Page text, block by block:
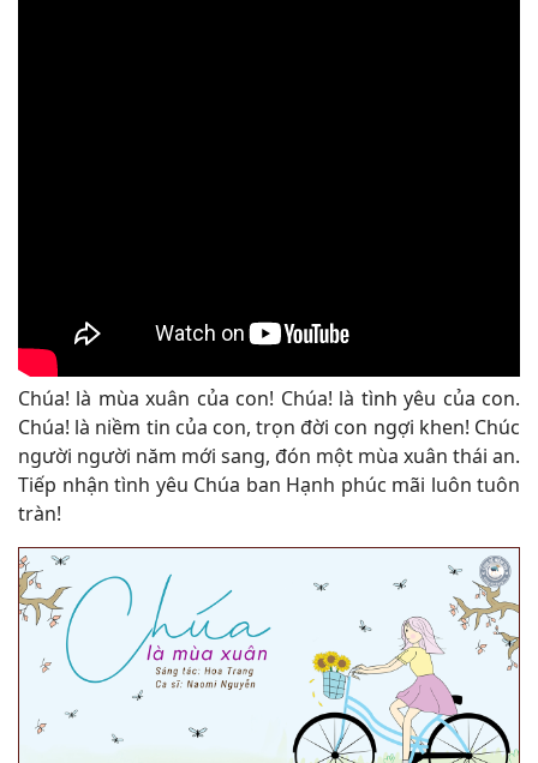
Chúa! là mùa xuân của con! Chúa! là tình yêu của con.
Chúa! là niềm tin của con, trọn đời con ngợi khen! Chúc
người người năm mới sang, đón một mùa xuân thái an.
Tiếp nhận tình yêu Chúa ban Hạnh phúc mãi luôn tuôn
tràn!